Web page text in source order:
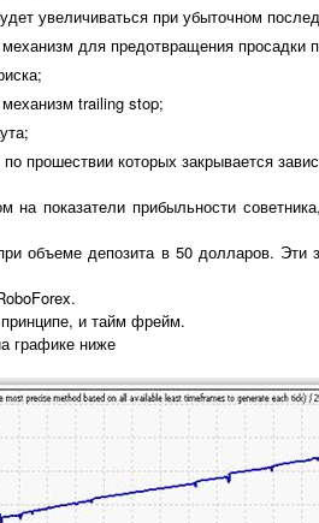
увеличиваться при убыточном
для предотвращения просадки
trailing stop;
прошествии которых закрывается
на показатели прибыльности
объеме депозита в 50 долларов.
и тайм фрейм.
графике ниже